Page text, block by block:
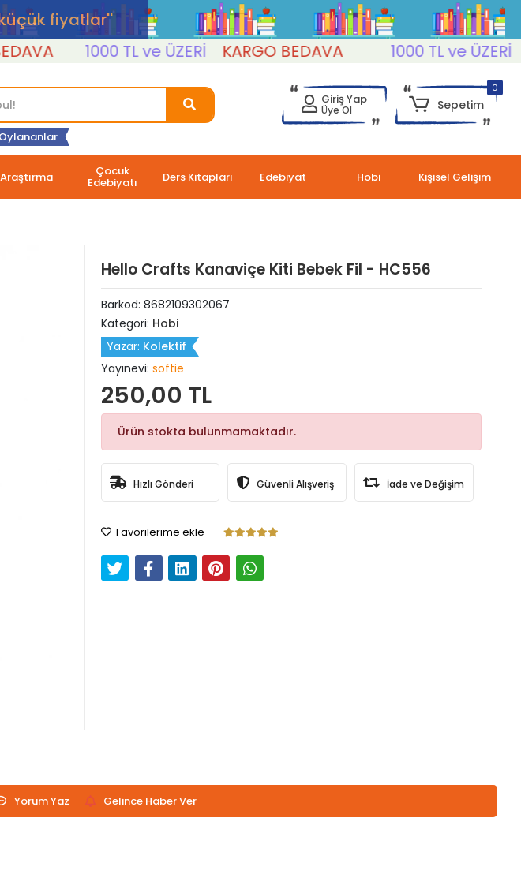
, küçük fiyatlar''
1000 TL ve ÜZERİ KARGO BEDAVA 1000 TL ve ÜZERİ
Giriş Yap
Üye Ol
0
Sepetim
Araştırma Çocuk
Edebiyatı Ders Kitapları Edebiyat Hobi Kişisel Gelişim
Hello Crafts Kanaviçe Kiti Bebek Fil - HC556
Barkod: 8682109302067
Kategori: Hobi
Yazar: Kolektif
Yayınevi: softie
250,00 TL
Ürün stokta bulunmamaktadır.
Hızlı Gönderi Güvenli Alışveriş İade ve Değişim
Favorilerime ekle
Yorum Yaz Gelince Haber Ver